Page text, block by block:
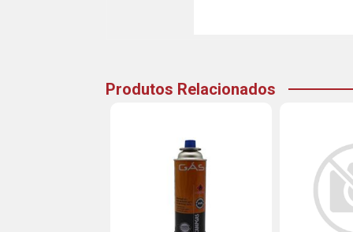
Produtos Relacionados